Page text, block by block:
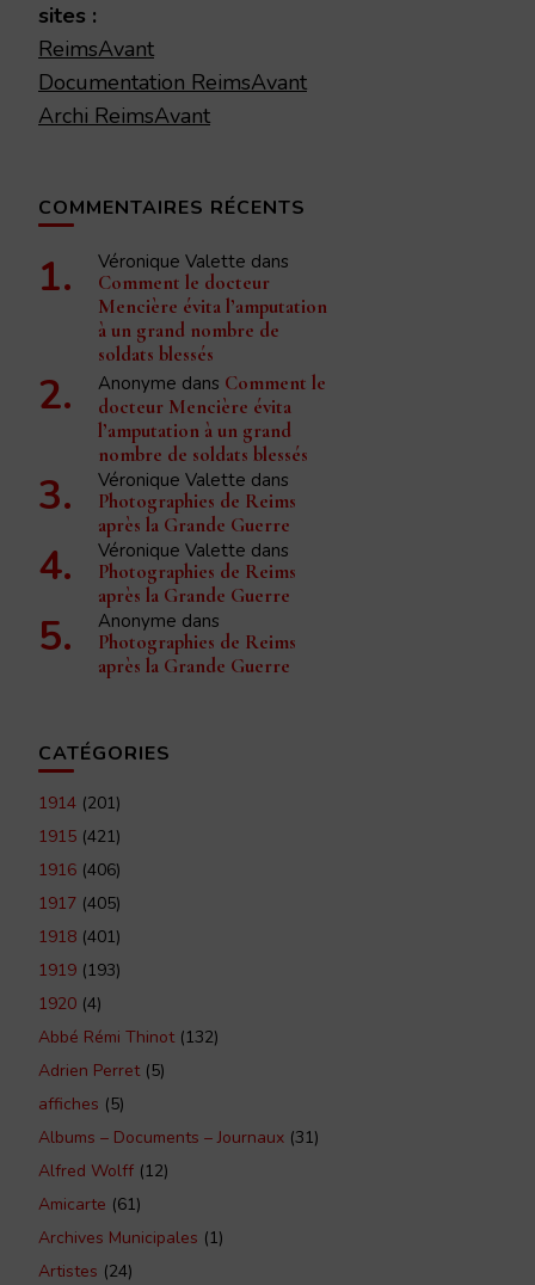
sites :
ReimsAvant
Documentation ReimsAvant
Archi ReimsAvant
COMMENTAIRES RÉCENTS
Véronique Valette dans
Comment le docteur
Mencière évita l’amputation
à un grand nombre de
soldats blessés
Anonyme dans Comment le
docteur Mencière évita
l’amputation à un grand
nombre de soldats blessés
Véronique Valette dans
Photographies de Reims
après la Grande Guerre
Véronique Valette dans
Photographies de Reims
après la Grande Guerre
Anonyme dans
Photographies de Reims
après la Grande Guerre
CATÉGORIES
1914 (201)
1915 (421)
1916 (406)
1917 (405)
1918 (401)
1919 (193)
1920 (4)
Abbé Rémi Thinot(132)
Adrien Perret(5)
affiches (5)
Albums – Documents – Journaux (31)
Alfred Wolff (12)
Amicarte (61)
Archives Municipales (1)
Artistes (24)